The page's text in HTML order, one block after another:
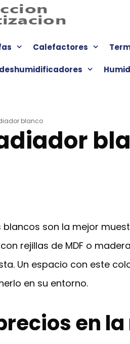
Calefactores
deshumidificadores
blanco
son la mejor
rejillas de MDF o
Un espacio con este
en su entorno.
en